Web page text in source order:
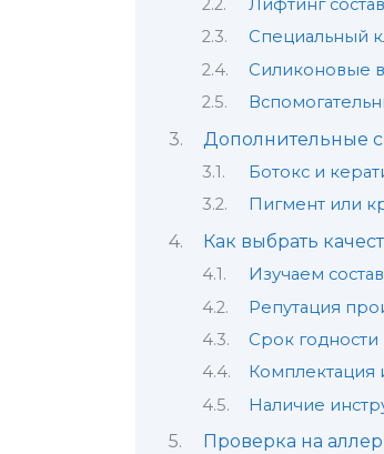
Лифтинг состав
Специальный
Силиконовые
Дополнительные
Ботокс и
Пигмент или
Как выбрать
Изучаем
Репутация
Срок годности
Комплектация
Наличие
Проверка на